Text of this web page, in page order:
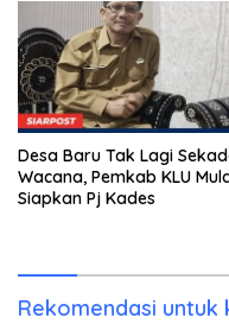
Desa Baru Tak Lagi
Wacana, Pemkab KLU
Siapkan Pj Kades
Rekomendasi untuk